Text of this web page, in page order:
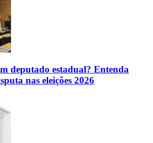
deputado estadual? Entenda
nas eleições 2026